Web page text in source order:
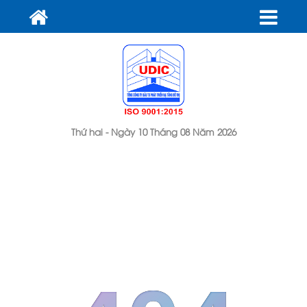
Thứ hai - Ngày 10 Tháng 08 Năm 2026